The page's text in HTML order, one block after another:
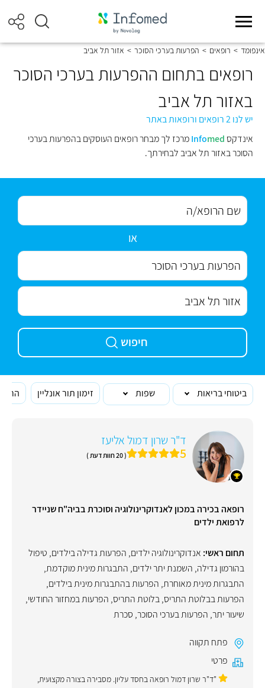
אינפומד > רופאים > הפרעות בערכי הסוכר > אזור תל אביב
רופאים בתחום ההפרעות בערכי הסוכר
באזור תל אביב
יש לנו 2 רופאים ורופאות באתר
אינדקס
Infomed
מרכז לך מבחר רופאים העוסקים בהפרעות בערכי
הסוכר באזור תל אביב לבחירתך.
או
חיפוש
ביטוחי בריאות שפות זימון תור אונליין
ד"ר שרון דמול אליעז
5 ( 20 חוות דעת )
רופאה בכירה במכון לאנדוקרינולוגיה וסוכרת בביה"ח שניידר
לרפואת ילדים
תחום ראשי: אנדוקרינולוגיה ילדים, הפרעות גדילה בילדים, טיפול
בהורמון גדילה, השמנת יתר ילדים, התבגרות מינית מוקדמת,
התבגרות מינית מאוחרת, הפרעות בהתבגרות מינית בילדים,
הפרעות בבלוטת התריס,בלוטת התריס, הפרעות במחזור החודשי,
שיעור יתר, הפרעות בערכי הסוכר, סכרת
פתח תקווה
פרטי
"ד"ר שרון דמול רופאה בחסד עליון. מסבירה בצורה מקצועית,